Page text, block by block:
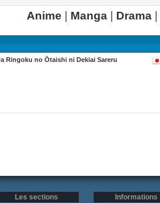
Anime Manga Drama
Ringoku no Ōtaishi ni Dekiai Sareru
Les sections
Informations